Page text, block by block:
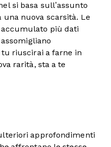
si basa sull’assunto
una nuova scarsità. Le
più dati
riuscirai a farne in
rarità, sta a te
approfondimenti